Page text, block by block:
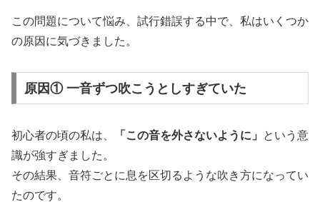
この問題について悩み、試行錯誤する中で、私はいくつか
の原因に気づきました。
原因① 一音ずつ吹こうとしすぎていた
初心者の頃の私は、 「この音を外さないように」
という意
識が強すぎました。
その結果、音符ごとに息を区切るような吹き方になってい
たのです。